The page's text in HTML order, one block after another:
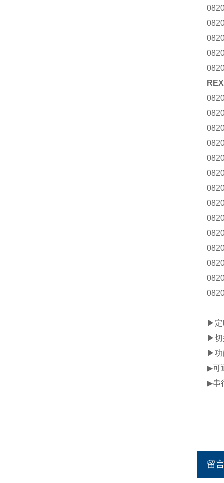
▶定
▶切
▶功
▶可
▶串
留